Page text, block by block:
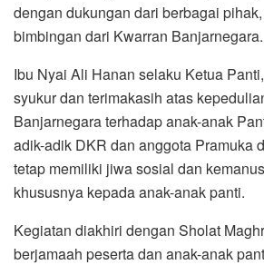
dengan dukungan dari berbagai
bimbingan dari Kwarran Banjarnegara.
Ibu Nyai Ali Hanan selaku Ketua
syukur dan terimakasih atas
Banjarnegara terhadap anak-anak
adik-adik DKR dan anggota Pramuka
tetap memiliki jiwa sosial dan
khususnya kepada anak-anak panti.
Kegiatan diakhiri dengan Sholat
berjamaah peserta dan anak-anak